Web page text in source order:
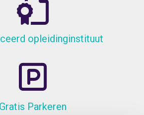
opleidinginstituut
Gratis Parkeren